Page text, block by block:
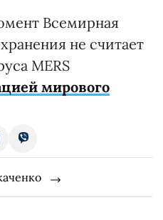
Всемирная
не считает
MERS
мирового